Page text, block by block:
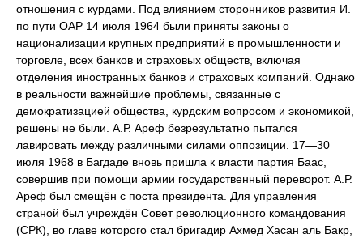
отношения с курдами. Под влиянием сторонников развития И.
по пути ОАР 14 июля 1964 были приняты законы о
национализации крупных предприятий в промышленности и
торговле, всех банков и страховых обществ, включая
отделения иностранных банков и страховых компаний. Однако
в реальности важнейшие проблемы, связанные с
демократизацией общества, курдским вопросом и экономикой,
решены не были. А.Р. Ареф безрезультатно пытался
лавировать между различными силами оппозиции. 17—30
июля 1968 в Багдаде вновь пришла к власти партия Баас,
совершив при помощи армии государственный переворот. А.Р.
Ареф был смещён с поста президента. Для управления
страной был учреждён Совет революционного командования
(СРК), во главе которого стал бригадир Ахмед Хасан аль Бакр,